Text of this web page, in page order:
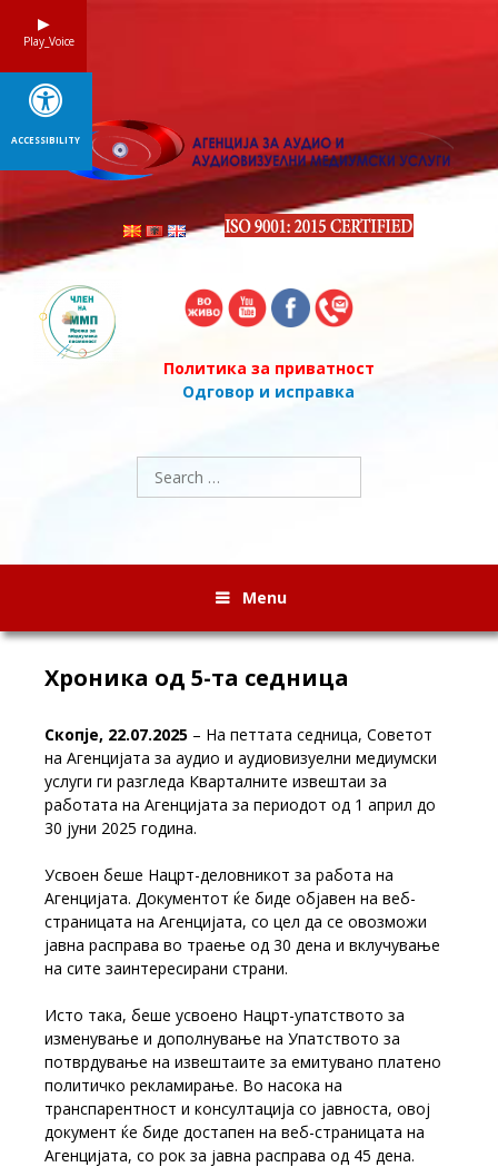
Политика за приватност
Одговор и исправка
Search
for:
Menu
Хроника од 5-та седница
Скопје, 22.07.2025 – На петтата седница, Советот
на Агенцијата за аудио и аудиовизуелни медиумски
услуги ги разгледа Кварталните извештаи за
работата на Агенцијата за периодот од 1 април до
30 јуни 2025 година.
Усвоен беше Нацрт-деловникот за работа на
Агенцијата. Документот ќе биде објавен на веб-
страницата на Агенцијата, со цел да се овозможи
јавна расправа во траење од 30 дена и вклучување
на сите заинтересирани страни.
Исто така, беше усвоено Нацрт-упатството за
изменување и дополнување на Упатството за
потврдување на извештаите за емитувано платено
политичко рекламирање. Во насока на
транспарентност и консултација со јавноста, овој
документ ќе биде достапен на веб-страницата на
Агенцијата, со рок за јавна расправа од 45 дена.
Play_Voice
ACCESSIBILITY